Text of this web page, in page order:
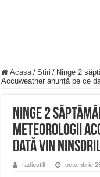
Acasa / Stiri / Ninge 2
Accuweather anunță pe ce
Ninge 2
Meteorologii
dată vin
radiostill octombrie